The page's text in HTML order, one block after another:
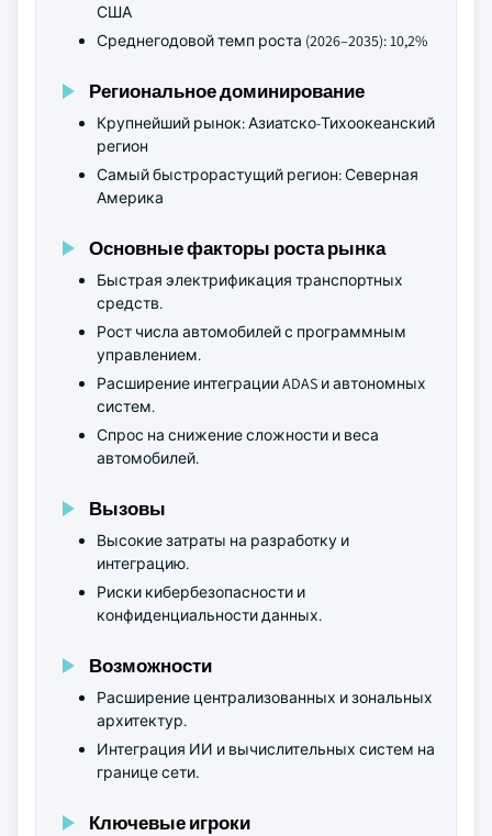
США
Среднегодовой темп роста (2026–2035): 10,2%
Региональное доминирование
Крупнейший рынок: Азиатско-Тихоокеанский
регион
Самый быстрорастущий регион: Северная
Америка
Основные факторы роста рынка
Быстрая электрификация транспортных
средств.
Рост числа автомобилей с программным
управлением.
Расширение интеграции ADAS и автономных
систем.
Спрос на снижение сложности и веса
автомобилей.
Вызовы
Высокие затраты на разработку и
интеграцию.
Риски кибербезопасности и
конфиденциальности данных.
Возможности
Расширение централизованных и зональных
архитектур.
Интеграция ИИ и вычислительных систем на
границе сети.
Ключевые игроки